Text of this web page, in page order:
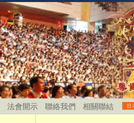
法會開示 聯絡我們 相關聯結